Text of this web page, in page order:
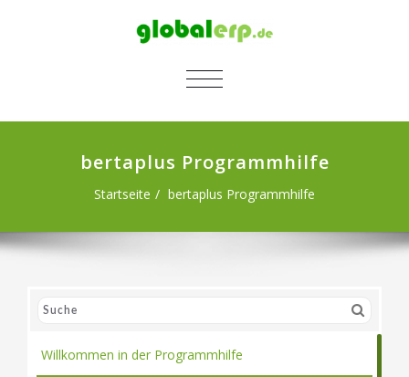
SCHALTE NAVIGATION
bertaplus Programmhilfe
Startseite bertaplus Programmhilfe
Willkommen in der Programmhilfe